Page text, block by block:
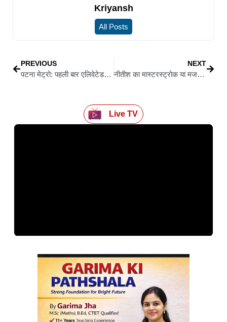
Kriyansh
All Posts
PREVIOUS
पटना मेट्रो: पहली बार एलिवेटेड ट्रैक पर दौड़ी मेट्रो, शहरवासियों में खुशी की लहर
NEXT
नीतीश का मास्टरस्ट्रोक या मजबूरी? चुनावी ऐलान से पहले राजपुर सीट पर NDA उम्मीदवार का एलान
Live TV